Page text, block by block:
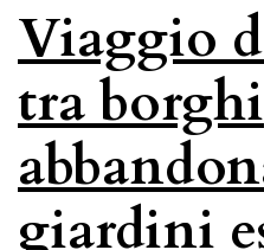
Viaggio
tra borghi
giardini